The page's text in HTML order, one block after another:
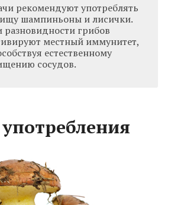
рекомендуют употреблять
шампиньоны и лисички.
разновидности грибов
местный иммунитет,
естественному
сосудов.